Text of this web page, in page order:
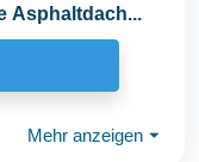
Asphaltdach...
Mehr anzeigen ⏷